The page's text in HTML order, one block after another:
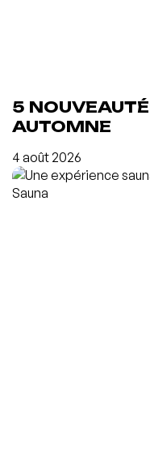
5
AUTOMNE
4 août 2026